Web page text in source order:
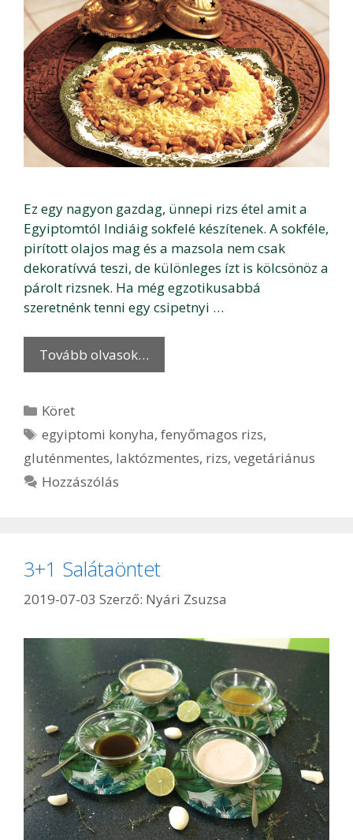
Ez egy nagyon gazdag, ünnepi rizs étel amit a
Egyiptomtól Indiáig sokfelé készítenek. A sokféle,
pirított olajos mag és a mazsola nem csak
dekoratívvá teszi, de különleges ízt is kölcsönöz a
párolt rizsnek. Ha még egzotikusabbá
szeretnénk tenni egy csipetnyi …
Tovább olvasok…
Kategória
Köret
Címkék
egyiptomi konyha,fenyőmagos rizs,
gluténmentes, laktózmentes, rizs, vegetáriánus
Hozzászólás
3+1 Salátaöntet
2019-07-03 Szerző: Nyári Zsuzsa